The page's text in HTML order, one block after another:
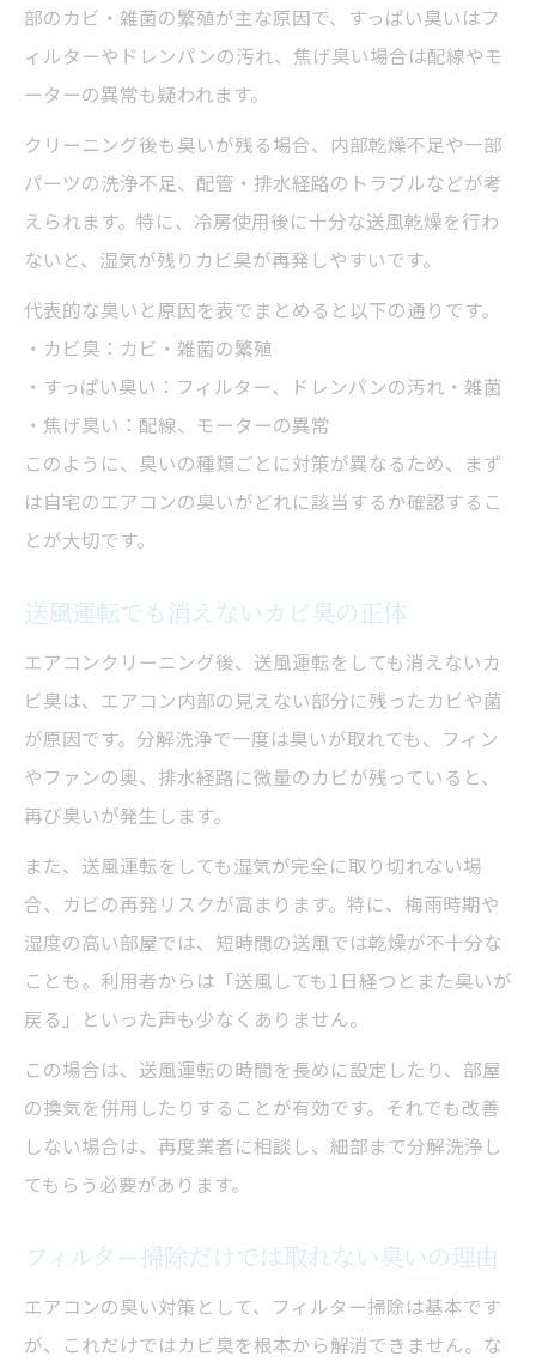
部のカビ・雑菌の繁殖が主な原因で、すっぱい臭いはフ
ィルターやドレンパンの汚れ、焦げ臭い場合は配線やモ
ーターの異常も疑われます。
クリーニング後も臭いが残る場合、内部乾燥不足や一部
パーツの洗浄不足、配管・排水経路のトラブルなどが考
えられます。特に、冷房使用後に十分な送風乾燥を行わ
ないと、湿気が残りカビ臭が再発しやすいです。
代表的な臭いと原因を表でまとめると以下の通りです。
・カビ臭：カビ・雑菌の繁殖
・すっぱい臭い：フィルター、ドレンパンの汚れ・雑菌
・焦げ臭い：配線、モーターの異常
このように、臭いの種類ごとに対策が異なるため、まず
は自宅のエアコンの臭いがどれに該当するか確認するこ
とが大切です。
送風運転でも消えないカビ臭の正体
エアコンクリーニング後、送風運転をしても消えないカ
ビ臭は、エアコン内部の見えない部分に残ったカビや菌
が原因です。分解洗浄で一度は臭いが取れても、フィン
やファンの奥、排水経路に微量のカビが残っていると、
再び臭いが発生します。
また、送風運転をしても湿気が完全に取り切れない場
合、カビの再発リスクが高まります。特に、梅雨時期や
湿度の高い部屋では、短時間の送風では乾燥が不十分な
ことも。利用者からは「送風しても1日経つとまた臭いが
戻る」といった声も少なくありません。
この場合は、送風運転の時間を長めに設定したり、部屋
の換気を併用したりすることが有効です。それでも改善
しない場合は、再度業者に相談し、細部まで分解洗浄し
てもらう必要があります。
フィルター掃除だけでは取れない臭いの理由
エアコンの臭い対策として、フィルター掃除は基本です
が、これだけではカビ臭を根本から解消できません。な